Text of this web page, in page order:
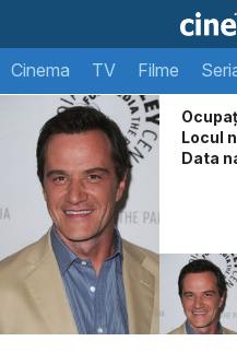
Cinema TV Filme
Locul
Data